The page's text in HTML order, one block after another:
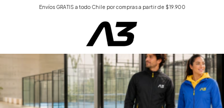
Envíos GRATIS a todo Chile por compras a partir de $19.900